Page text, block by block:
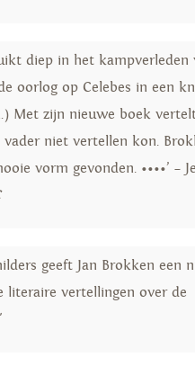
diep in het kampverleden
oorlog op Celebes in een
Met zijn nieuwe boek
niet vertellen kon.
vorm gevonden. ••••’ –
geeft Jan Brokken een
literaire vertellingen over de